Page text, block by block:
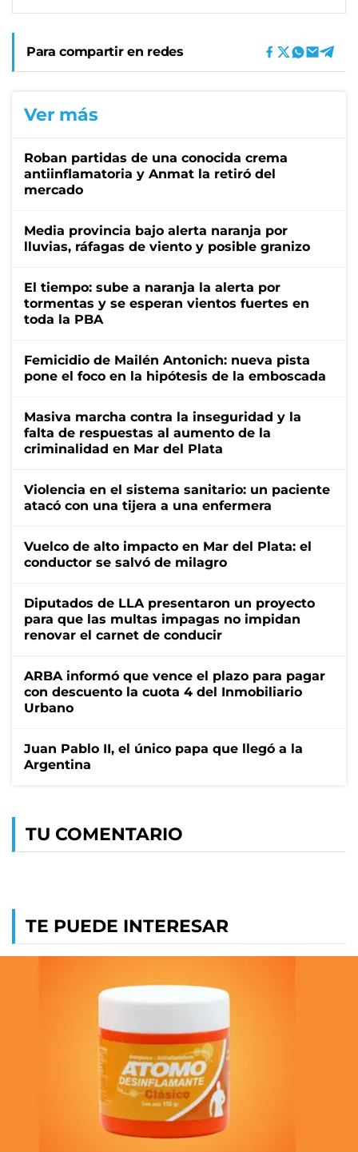
Para compartir en redes
Ver más
Roban partidas de una conocida crema
antiinflamatoria y Anmat la retiró del
mercado
Media provincia bajo alerta naranja por
lluvias, ráfagas de viento y posible granizo
El tiempo: sube a naranja la alerta por
tormentas y se esperan vientos fuertes en
toda la PBA
Femicidio de Mailén Antonich: nueva pista
pone el foco en la hipótesis de la emboscada
Masiva marcha contra la inseguridad y la
falta de respuestas al aumento de la
criminalidad en Mar del Plata
Violencia en el sistema sanitario: un paciente
atacó con una tijera a una enfermera
Vuelco de alto impacto en Mar del Plata: el
conductor se salvó de milagro
Diputados de LLA presentaron un proyecto
para que las multas impagas no impidan
renovar el carnet de conducir
ARBA informó que vence el plazo para pagar
con descuento la cuota 4 del Inmobiliario
Urbano
Juan Pablo II, el único papa que llegó a la
Argentina
TU COMENTARIO
TE PUEDE INTERESAR